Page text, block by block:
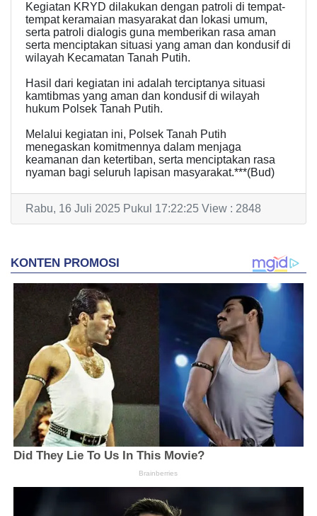
Kegiatan KRYD dilakukan dengan patroli di tempat-
tempat keramaian masyarakat dan lokasi umum,
serta patroli dialogis guna memberikan rasa aman
serta menciptakan situasi yang aman dan kondusif di
wilayah Kecamatan Tanah Putih.
Hasil dari kegiatan ini adalah terciptanya situasi
kamtibmas yang aman dan kondusif di wilayah
hukum Polsek Tanah Putih.
Melalui kegiatan ini, Polsek Tanah Putih
menegaskan komitmennya dalam menjaga
keamanan dan ketertiban, serta menciptakan rasa
nyaman bagi seluruh lapisan masyarakat.***(Bud)
Rabu, 16 Juli 2025 Pukul 17:22:25 View : 2848